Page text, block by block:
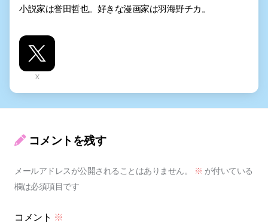
小説家は誉田哲也。好きな漫画家は羽海野チカ。
X
コメントを残す
メールアドレスが公開されることはありません。 ※ が付いている
欄は必須項目です
コメント ※